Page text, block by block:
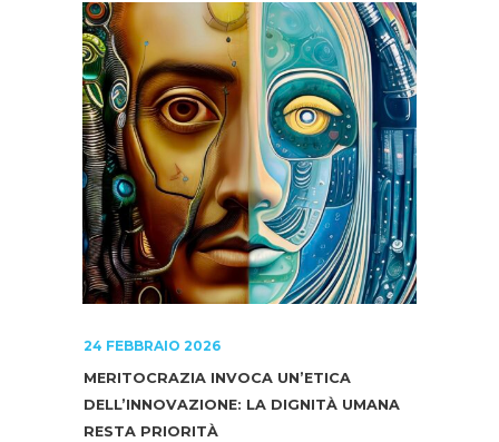
24 FEBBRAIO 2026
MERITOCRAZIA INVOCA UN’ETICA
DELL’INNOVAZIONE: LA DIGNITÀ UMANA
RESTA PRIORITÀ